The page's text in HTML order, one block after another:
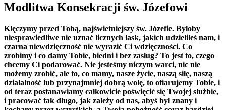
Modlitwa Konsekracji św. Józefowi
Klęczymy przed Tobą, najświetniejszy św. Józefie. Byłoby
niesprawiedliwe nie uznać licznych łask, jakich udzieliłeś nam, i
czarna niewdzięczność nie wyrazić Ci wdzięczności. Co
zrobimy i co damy Tobie, biedni i bez zasług? To jest to, czego
chcemy Ci podarować. Nie jesteśmy niczym warci, nic nie
możemy zrobić, ale to, co mamy, nasze życie, naszą siłę, naszą
działalność lub przynajmniej dobrą wolę, to ofiarujemy Tobie, i
od teraz postanawiamy całkowicie poświęcić się Twojej służbie,
i pracować tak długo, jak zależy od nas, abyś był znany i